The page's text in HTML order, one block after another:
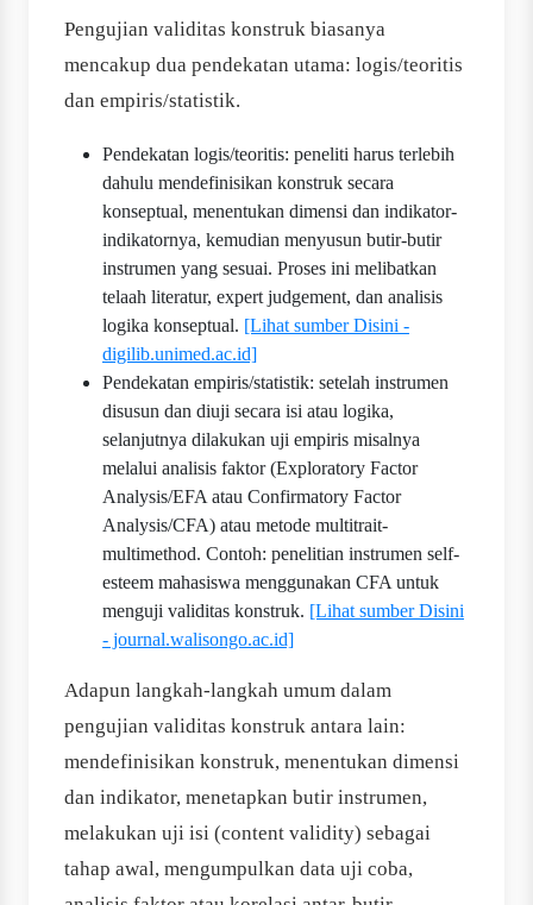
Pengujian validitas konstruk biasanya
mencakup dua pendekatan utama: logis/teoritis
dan empiris/statistik.
Pendekatan logis/teoritis: peneliti harus terlebih
dahulu mendefinisikan konstruk secara
konseptual, menentukan dimensi dan indikator-
indikatornya, kemudian menyusun butir-butir
instrumen yang sesuai. Proses ini melibatkan
telaah literatur, expert judgement, dan analisis
logika konseptual. [Lihat sumber Disini -
digilib.unimed.ac.id]
Pendekatan empiris/statistik: setelah instrumen
disusun dan diuji secara isi atau logika,
selanjutnya dilakukan uji empiris misalnya
melalui analisis faktor (Exploratory Factor
Analysis/EFA atau Confirmatory Factor
Analysis/CFA) atau metode multitrait-
multimethod. Contoh: penelitian instrumen self-
esteem mahasiswa menggunakan CFA untuk
menguji validitas konstruk. [Lihat sumber Disini
- journal.walisongo.ac.id]
Adapun langkah-langkah umum dalam
pengujian validitas konstruk antara lain:
mendefinisikan konstruk, menentukan dimensi
dan indikator, menetapkan butir instrumen,
melakukan uji isi (content validity) sebagai
tahap awal, mengumpulkan data uji coba,